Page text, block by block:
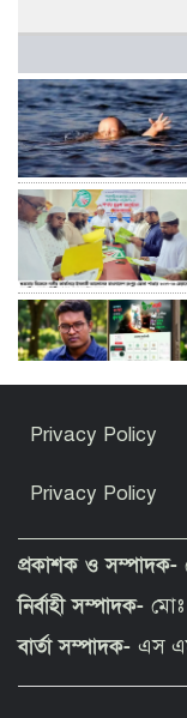
Privacy Policy
Privacy Policy
প্রকাশক ও সম্পাদক-
নির্বাহী সম্পাদক- মোঃ
বার্তা সম্পাদক- এস